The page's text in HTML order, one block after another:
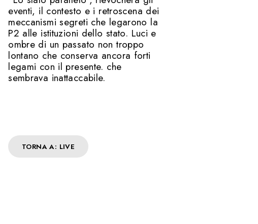
eventi, il contesto e i retroscena dei
meccanismi segreti che legarono la
P2 alle istituzioni dello stato. Luci e
ombre di un passato non troppo
lontano che conserva ancora forti
legami con il presente. che
sembrava inattaccabile.
TORNA A: LIVE